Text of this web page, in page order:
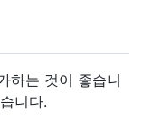
하는 것이 좋습니
니다.